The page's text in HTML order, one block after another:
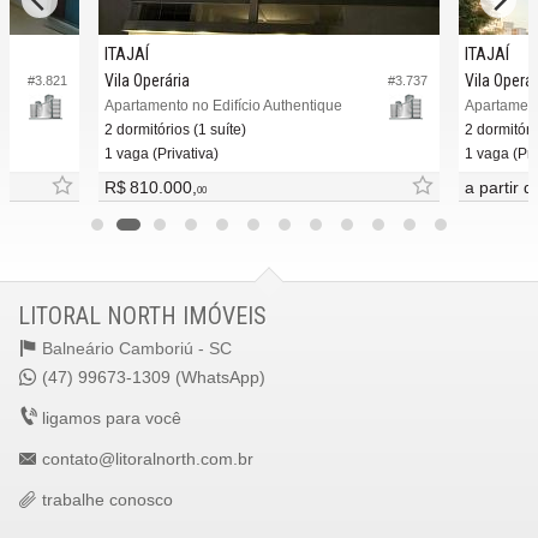
#3.821 #3.737
ITAJAÍ
Vila Operária
Apartamento no Edifício Authentique
2 dormitórios (1 suíte)
1 vaga (Privativa)
R$ 810.000, 00
ITAJAÍ
Vila
2
1 vaga
a partir
LITORAL NORTH IMÓVEIS
Balneário Camboriú - SC
(47) 99673-1309 (WhatsApp)
ligamos para você
contato@litoralnorth.com.br
trabalhe conosco